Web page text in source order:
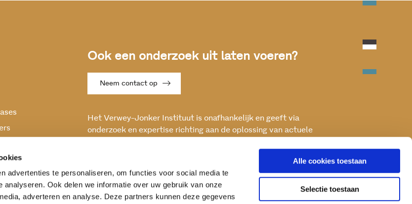
advertenties te personaliseren, om functies voor social media te
analyseren. Ook delen we informatie over uw gebruik van onze
adverteren en analyse. Deze partners kunnen deze gegevens
Alle cookies toestaan
Selectie toestaan
Ook een onderzoek uit laten voeren?
Neem contact op
Het Verwey-Jonker Instituut is onafhankelijk en geeft via
onderzoek en expertise richting aan de oplossing van actuele